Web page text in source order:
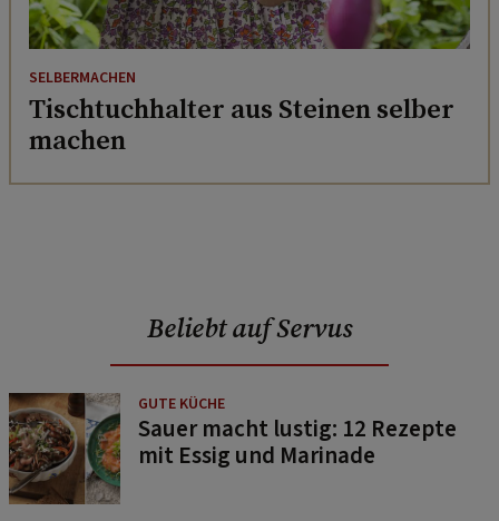
SELBERMACHEN
Tischtuchhalter aus Steinen selber
machen
Beliebt auf Servus
GUTE KÜCHE
Sauer macht lustig: 12 Rezepte
mit Essig und Marinade